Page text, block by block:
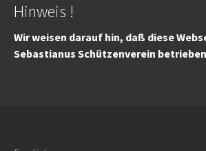
Hinweis !
Wir weisen darauf hin, daß diese
Sebastianus Schützenverein